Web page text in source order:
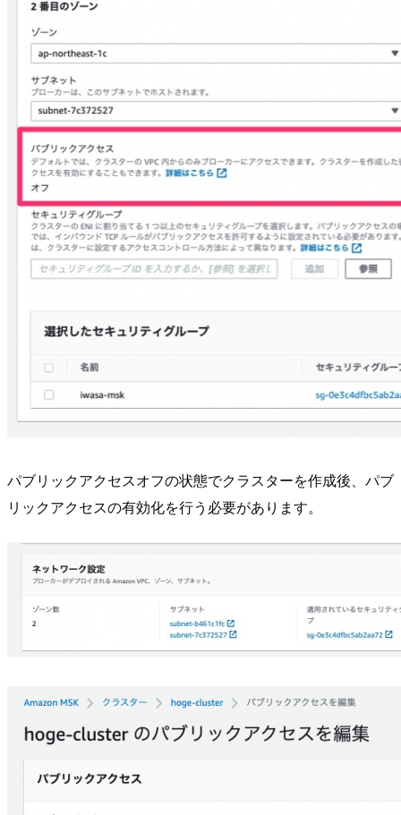
パブリックアクセスオフの状態でクラスターを作成後、パブ
リックアクセスの有効化を行う必要があります。